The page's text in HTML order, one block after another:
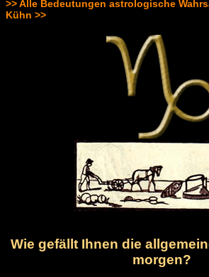
>> Alle Bedeutungen astrologische
Kühn >>
Wie gefällt Ihnen die
morgen?